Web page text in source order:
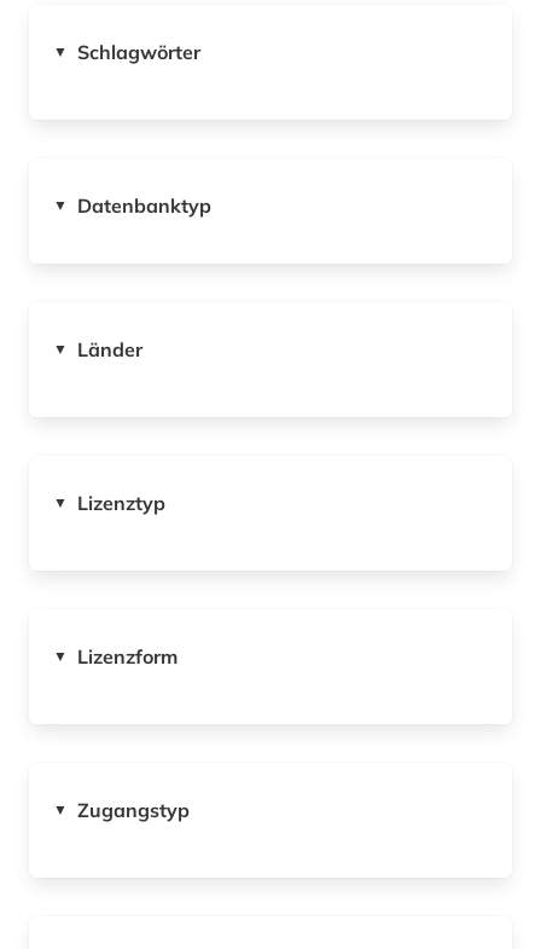
▼ Schlagwörter
▼ Datenbanktyp
▼ Länder
▼ Lizenztyp
▼ Lizenzform
▼ Zugangstyp